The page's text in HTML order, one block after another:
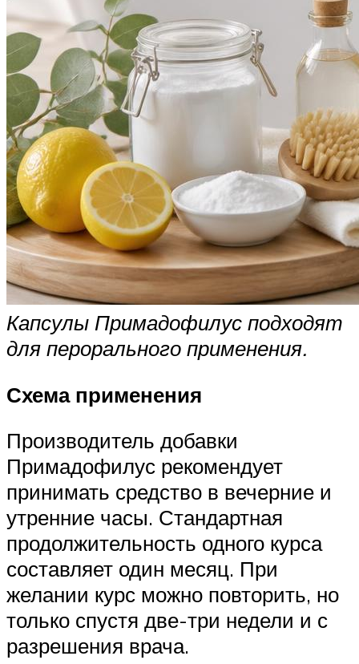
Капсулы Примадофилус подходят
для перорального применения.
Схема применения
Производитель добавки
Примадофилус рекомендует
принимать средство в вечерние и
утренние часы. Стандартная
продолжительность одного курса
составляет один месяц. При
желании курс можно повторить, но
только спустя две-три недели и с
разрешения врача.